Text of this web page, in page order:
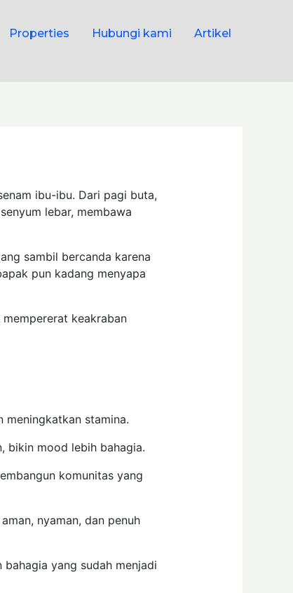
Properties Hubungi kami Artikel
ibu-ibu. Dari pagi buta,
lebar, membawa
sambil bercanda karena
pun kadang menyapa
keakraban
meningkatkan stamina.
bikin mood lebih bahagia.
komunitas yang
nyaman, dan penuh
yang sudah menjadi